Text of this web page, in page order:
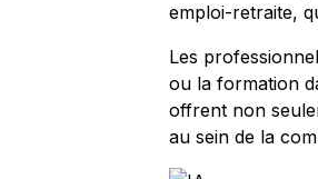
emploi-retraite,
Les
ou la formation
offrent non
au sein de la